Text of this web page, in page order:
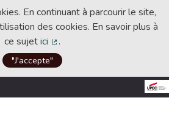
En continuant à parcourir le site,
des cookies. En savoir plus à
ce sujetici
(Lien externe)
.
"J'accepte"